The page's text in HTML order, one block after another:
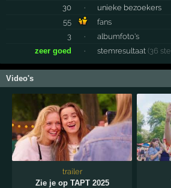
30
·
unieke bezoekers
55
fans
3
·
albumfoto's
zeer goed
· stemresultaat (36
Video's
trailer
Zie je op TAPT 2025